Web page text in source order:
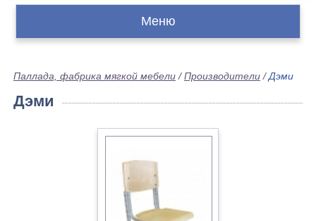
Меню
Паллада, фабрика мягкой мебели /Производители /Дэми
Дэми